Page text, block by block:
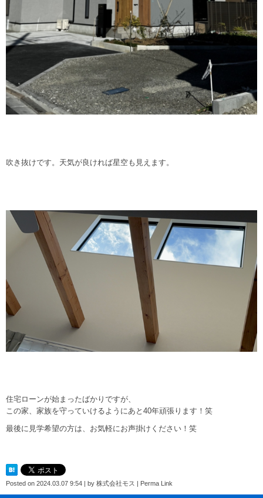
吹き抜けです。天気が良ければ星空も見えます。
住宅ローンが始まったばかりですが、
この家、家族を守っていけるようにあと40年頑張ります！笑
最後に見学希望の方は、お気軽にお声掛けください！笑
Posted on 2024.03.07 9:54 by 株式会社モス Perma Link